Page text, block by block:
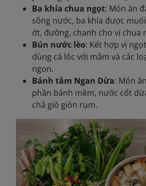
Ba khía chua ngọt: Món ăn
sông nước, ba khía được
ớt, đường, chanh cho vị chua
Bún nước lèo: Kết hợp vị
dùng cá lóc với mắm và các
ngon.
Bánh tằm Ngan Dừa: Món
phần bánh mềm, nước cốt
chả giò giòn rụm.